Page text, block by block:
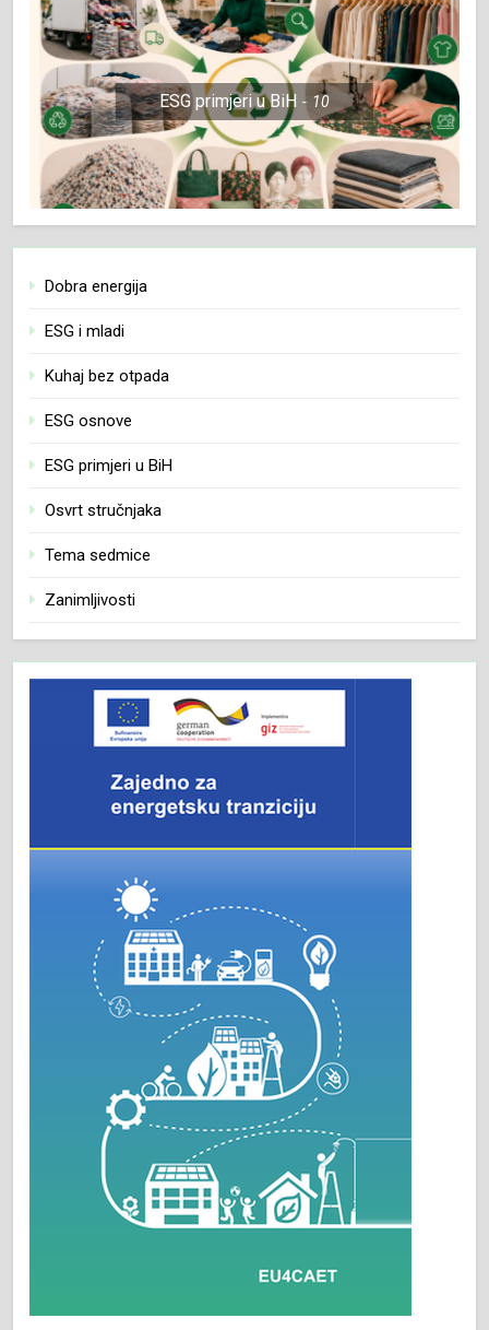
ESG primjeri u BiH 10
Dobra energija
ESG i mladi
Kuhaj bez otpada
ESG osnove
ESG primjeri u BiH
Osvrt stručnjaka
Tema sedmice
Zanimljivosti